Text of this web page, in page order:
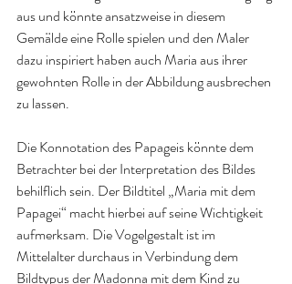
aus und könnte ansatzweise in diesem
Gemälde eine Rolle spielen und den Maler
dazu inspiriert haben auch Maria aus ihrer
gewohnten Rolle in der Abbildung ausbrechen
zu lassen.
Die Konnotation des Papageis könnte dem
Betrachter bei der Interpretation des Bildes
behilflich sein. Der Bildtitel „Maria mit dem
Papagei“ macht hierbei auf seine Wichtigkeit
aufmerksam. Die Vogelgestalt ist im
Mittelalter durchaus in Verbindung dem
Bildtypus der Madonna mit dem Kind zu